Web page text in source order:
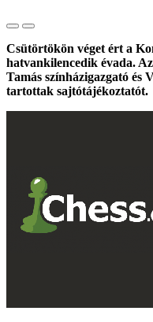
Csütörtökön véget ért a
hatvankilencedik évada.
Tamás színházigazgató és
tartottak sajtótájékoztatót.